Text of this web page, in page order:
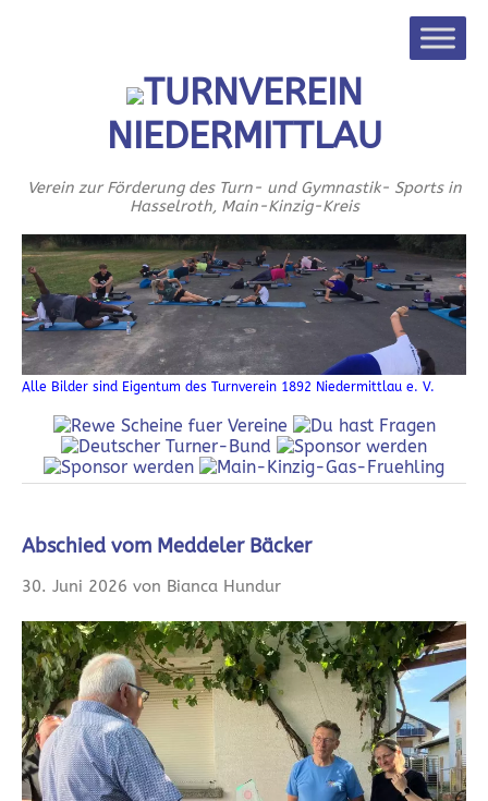
TURNVEREIN
NIEDERMITTLAU
Verein zur Förderung des Turn- und Gymnastik- Sports in
Hasselroth, Main-Kinzig-Kreis
Alle Bilder sind Eigentum des Turnverein 1892 Niedermittlau e. V.
Abschied vom Meddeler Bäcker
30. Juni 2026 von Bianca Hundur